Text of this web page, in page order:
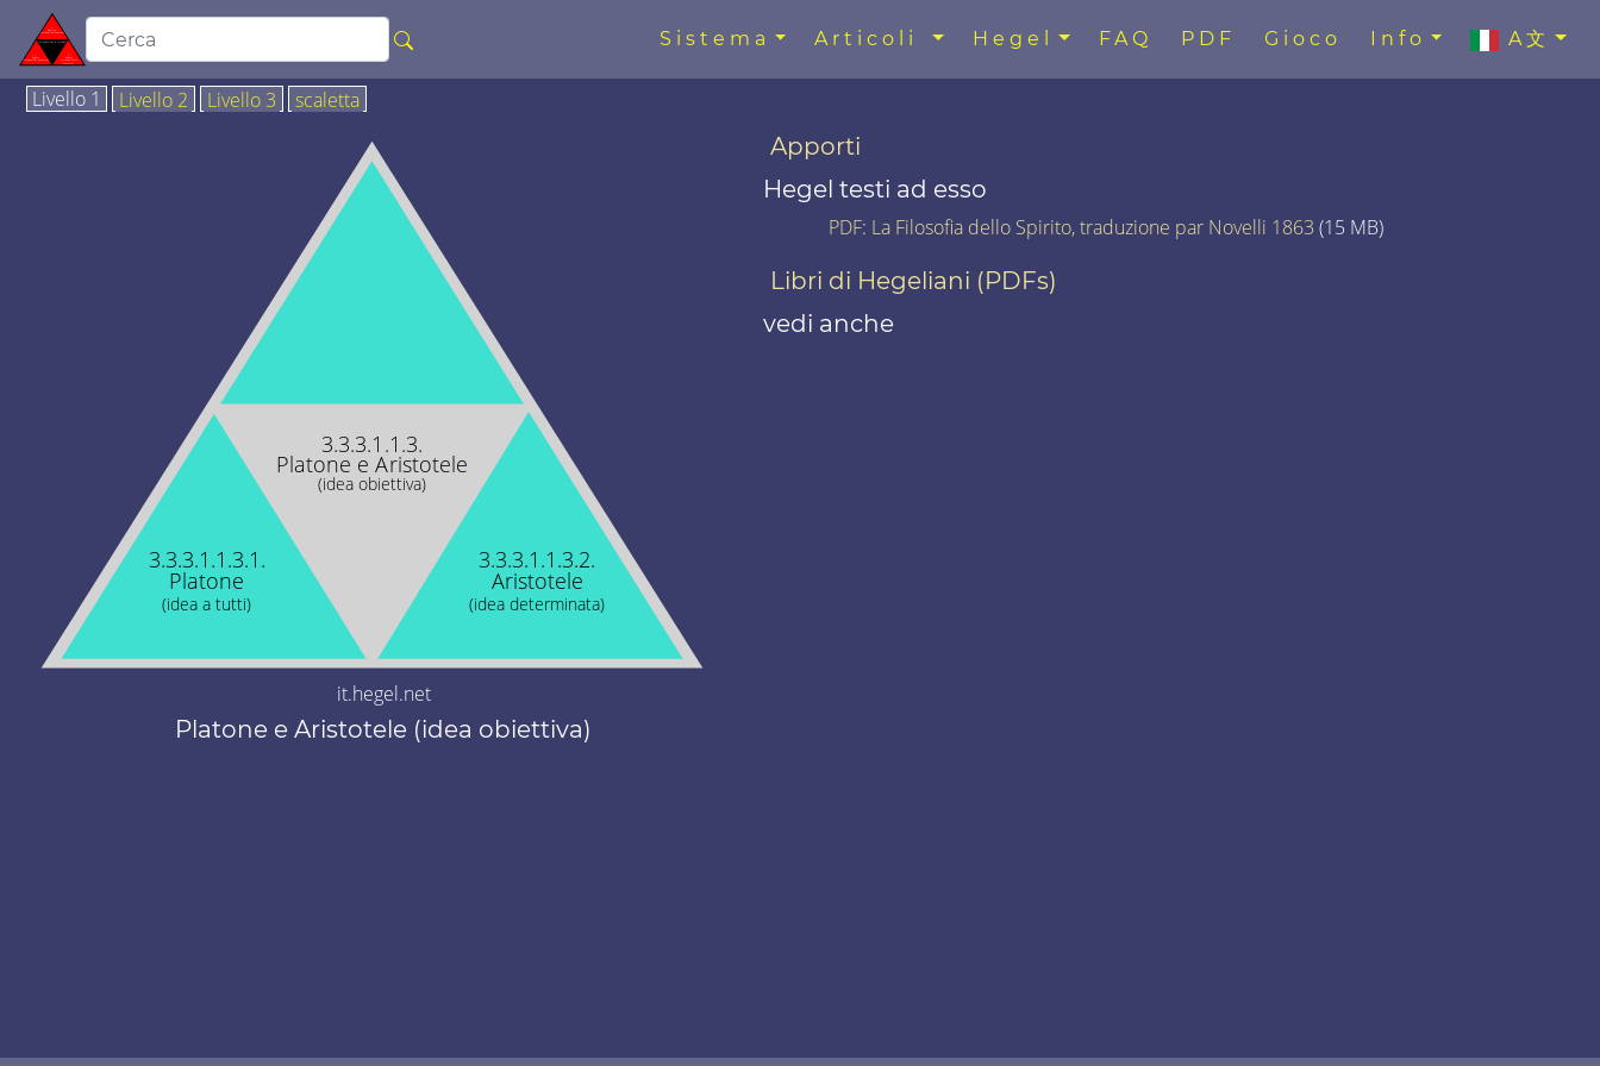
Sistema Articoli Hegel FAQ PDF Gioco Info A文
Livello 1 Livello 2 Livello 3 scaletta
3.3.3.1.1.3.
Platone e Aristotele
(idea obiettiva)
3.3.3.1.1.3.1.
Platone
(idea a tutti)
3.3.3.1.1.3.2.
Aristotele
(idea determinata)
it.hegel.net
Platone e Aristotele (idea obiettiva)
Apporti
Hegel testi ad esso
PDF: La Filosofia dello Spirito, traduzione par Novelli 1863 (15 MB)
Libri di Hegeliani (PDFs)
vedi anche